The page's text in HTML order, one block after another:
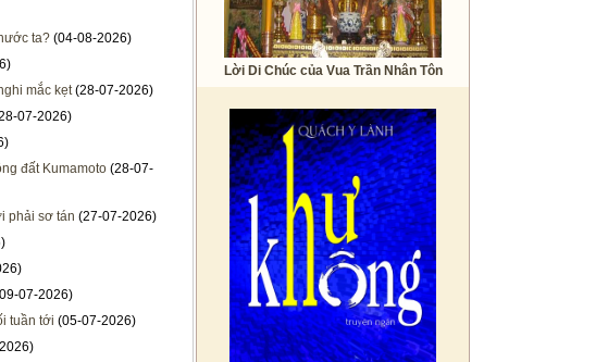
ta? (04-08-2026)
mắc kẹt(28-07-2026)
07-2026)
đất Kumamoto (28-07-
phải sơ tán (27-07-2026)
07-2026)
tuần tới (05-07-2026)
Lời Di Chúc của Vua Trần Nhân Tôn